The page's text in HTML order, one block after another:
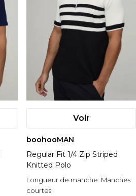
Voir
boohooMAN
Regular Fit 1/4 Zip Striped
Knitted Polo
Longueur de manche: Manches
courtes